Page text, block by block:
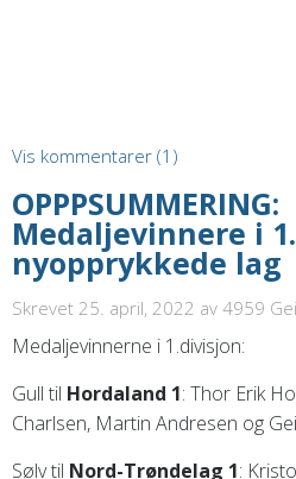
Vis kommentarer (1)
OPPPSUMMERING:
Medaljevinnere i
nyopprykkede lag
Skrevet 25. april, 2022 av 4959
Medaljevinnerne i 1.divisjon:
Gull til Hordaland 1: Thor Erik
Charlsen, Martin Andresen og
Sølv til Nord-Trøndelag 1: